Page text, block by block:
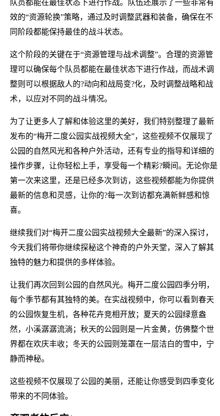
队员都能在最佳状态下进行作战。队伍还展示了一些非常有
效的“资源轮换”策略，通过及时调整武器和装备，确保在不
同阶段都能保持最佳的战斗状态。
这个阶段的关键在于“资源管理与战术调整”。合理的资源管
理可以确保每个队员都能在最佳状态下进行作战，而战术调
整则可以根据敌人的?动向和战局变?化，及时调整战略和战
术，以应对不同的战斗情况。
为了让更多人了解和体验这里的美好，我们特别整理了最新
发布的“梅开二度公园实战视频大全”，这些视频不仅展现了
公园的自然风光和各种户外活动，还有专业的指导和详细的
操作步骤，让你轻松上手，享受每一个精彩?瞬间。无论你是
第一次来这里，还是已经多次到访，这些视频都能为你提供
最新的信息和灵感，让你的?每一次到访都充满新鲜感和惊
喜。
继续我们对“梅开二度公园实战视频大全最新”的深入探讨，
今天我们将带你继续探秘这个神奇的户外天堂，深入了解其
独特的魅力和提供的多样体验。
让我们再次回到公园的自然风光。梅开二度公园四季分明，
每个季节都有其独特的美。在实战视频中，你可以看到春天
的公园恢复生机，各种花卉竞相开放；夏天的公园绿意盎
然，小溪潺潺流淌；秋天的公园则是一片金黄，仿佛整个世
界都在欢庆丰收；冬天的公园则笼罩在一层洁白的雪中，宁
静而神秘。
这些视频不仅展现了公园的美丽，还能让你感受到四季变化
带来的不同体验。